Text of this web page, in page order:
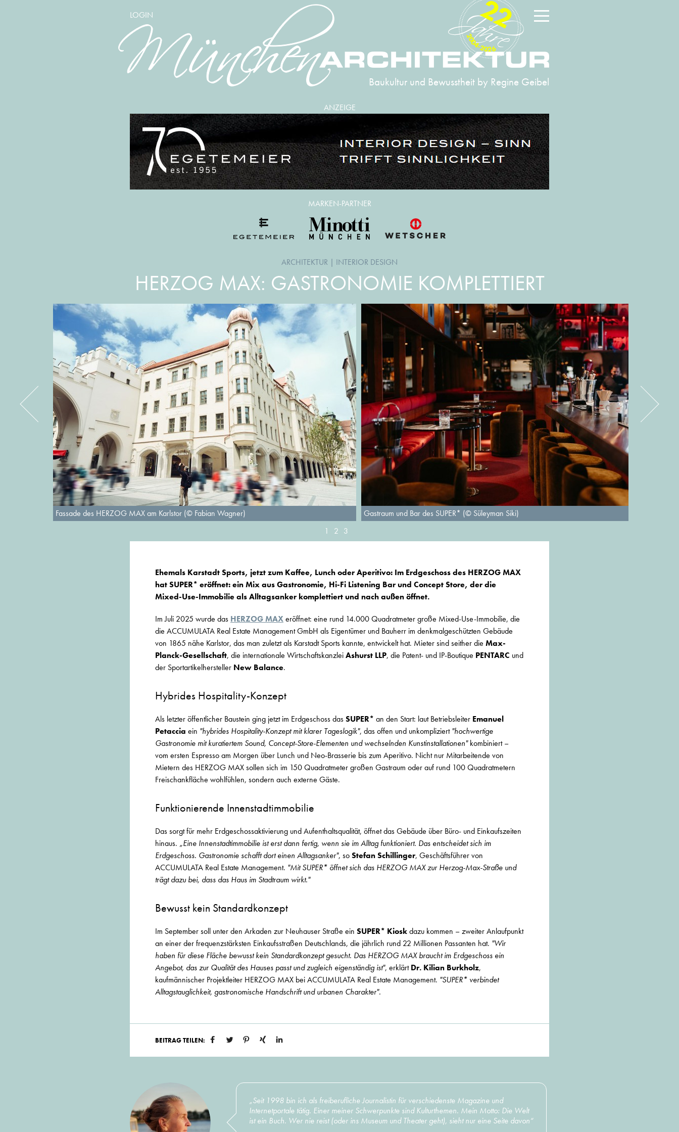
LOGIN
Baukultur und Bewusstheit by Regine Geibel
2004-2026
22
ANZEIGE
ARCHITEKTUR | INTERIOR DESIGN
HERZOG MAX: GASTRONOMIE KOMPLETTIERT
Fassade des HERZOG MAX am Karlstor (© Fabian Wagner) Gastraum und Bar des SUPER* (© Süleyman Siki)
1
2 3
Ehemals Karstadt Sports, jetzt zum Kaffee, Lunch oder Aperitivo: Im Erdgeschoss des HERZOG MAX
hat SUPER* eröffnet: ein Mix aus Gastronomie, Hi-Fi Listening Bar und Concept Store, der die
Mixed-Use-Immobilie als Alltagsanker komplettiert und nach außen öffnet.
Im Juli 2025 wurde das HERZOG MAXeröffnet: eine rund 14.000 Quadratmeter große Mixed-Use-Immobilie, die
die ACCUMULATA Real Estate Management GmbH als Eigentümer und Bauherr im denkmalgeschützten Gebäude
von 1865 nähe Karlstor, das man zuletzt als Karstadt Sports kannte, entwickelt hat. Mieter sind seither die Max-
Planck-Gesellschaft, die internationale WirtschaftskanzleiAshurst LLP, die Patent- und IP-Boutique PENTARC und
der Sportartikelhersteller New Balance.
Hybrides Hospitality-Konzept
Als letzter öffentlicher Baustein ging jetzt im Erdgeschoss dasSUPER* an den Start: laut Betriebsleiter Emanuel
Petaccia ein "hybrides Hospitality-Konzept mit klarer Tageslogik", das offen und unkompliziert"hochwertige
Gastronomie mit kuratiertem Sound, Concept-Store-Elementen und wechselnden Kunstinstallationen"kombiniert –
vom ersten Espresso am Morgen über Lunch und Neo-Brasserie bis zum Aperitivo. Nicht nur Mitarbeitende von
Mietern des HERZOG MAX sollen sich im 150 Quadratmeter großen Gastraum oder auf rund 100 Quadratmetern
Freischankfläche wohlfühlen, sondern auch externe Gäste.
Funktionierende Innenstadtimmobilie
Das sorgt für mehr Erdgeschossaktivierung und Aufenthaltsqualität, öffnet das Gebäude über Büro- und Einkaufszeiten
hinaus. „Eine Innenstadtimmobilie ist erst dann fertig, wenn sie im Alltag funktioniert. Das entscheidet sich im
Erdgeschoss. Gastronomie schafft dort einen Alltagsanker", soStefan Schillinger, Geschäftsführer von
ACCUMULATA Real Estate Management. "Mit SUPER* öffnet sich das HERZOG MAX zur Herzog-Max-Straße und
trägt dazu bei, dass das Haus im Stadtraum wirkt."
Bewusst kein Standardkonzept
Im September soll unter den Arkaden zur Neuhauser Straße ein SUPER* Kioskdazu kommen – zweiter Anlaufpunkt
an einer der frequenzstärksten Einkaufsstraßen Deutschlands, die jährlich rund 22 Millionen Passanten hat. "Wir
haben für diese Fläche bewusst kein Standardkonzept gesucht. Das HERZOG MAX braucht im Erdgeschoss ein
Angebot, das zur Qualität des Hauses passt und zugleich eigenständig ist", erklärtDr. Kilian Burkholz,
kaufmännischer Projektleiter HERZOG MAX bei ACCUMULATA Real Estate Management. "SUPER* verbindet
Alltagstauglichkeit, gastronomische Handschrift und urbanen Charakter".
BEITRAG TEILEN:
„Seit 1998 bin ich als freiberufliche Journalistin für verschiedenste Magazine und
Internetportale tätig. Einer meiner Schwerpunkte sind Kulturthemen. Mein Motto: Die Welt
ist ein Buch. Wer nie reist (oder ins Museum und Theater geht), sieht nur eine Seite davon“